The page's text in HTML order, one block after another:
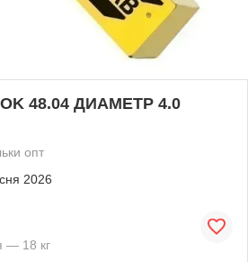
48.04 ДИАМЕТР 4.0
опт
2026
— 18 кг